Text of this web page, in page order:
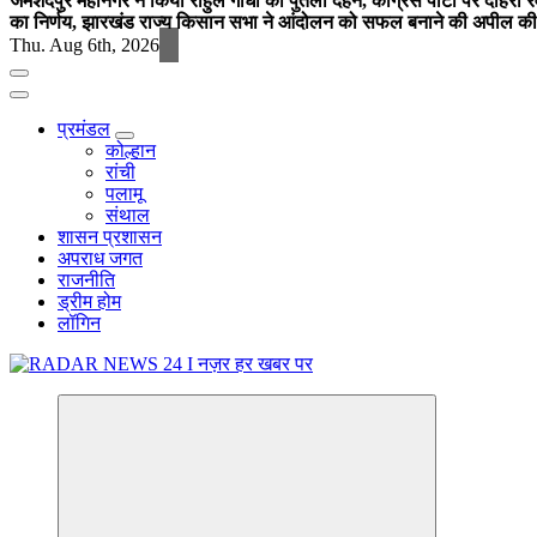
का निर्णय, झारखंड राज्य किसान सभा ने आंदोलन को सफल बनाने की अपील की
Thu. Aug 6th, 2026
प्रमंडल
कोल्हान
रांची
पलामू
संथाल
शासन प्रशासन
अपराध जगत
राजनीति
ड्रीम होम
लॉगिन